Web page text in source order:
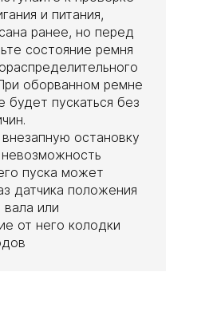
и питания,
ранее, но перед
состояние ремня
оборванном ремне
будет пускаться без
остановку
невозможность
пуска может
датчика положения
вала или
от него колодки